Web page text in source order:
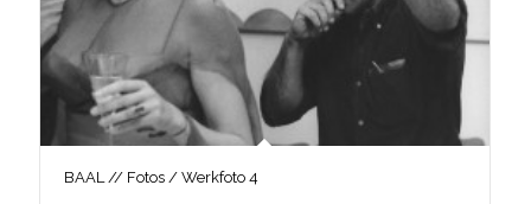
BAAL // Fotos / Werkfoto 4